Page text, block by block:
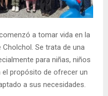
a tomar vida en la
Cholchol. Se trata de una
para niñas, niños
propósito de ofrecer un
a sus necesidades.